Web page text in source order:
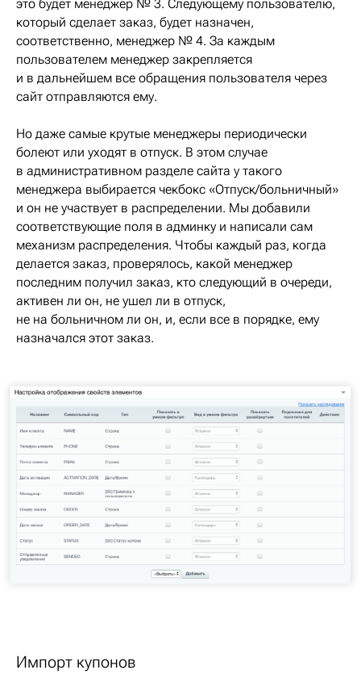
это будет менеджер № 3. Следующему пользователю,
который сделает заказ, будет назначен,
соответственно, менеджер № 4. За каждым
пользователем менеджер закрепляется
и в дальнейшем все обращения пользователя через
сайт отправляются ему.
Но даже самые крутые менеджеры периодически
болеют или уходят в отпуск. В этом случае
в административном разделе сайта у такого
менеджера выбирается чекбокс «Отпуск/больничный»
и он не участвует в распределении. Мы добавили
соответствующие поля в админку и написали сам
механизм распределения. Чтобы каждый раз, когда
делается заказ, проверялось, какой менеджер
последним получил заказ, кто следующий в очереди,
активен ли он, не ушел ли в отпуск,
не на больничном ли он, и, если все в порядке, ему
назначался этот заказ.
Импорт купонов